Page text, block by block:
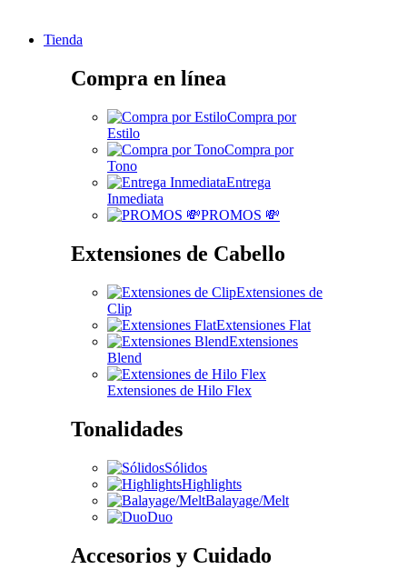
Tienda
Compra en línea
Compra por
Estilo
Compra por
Tono
Entrega
Inmediata
PROMOS 💸
Extensiones de Cabello
Extensiones de
Clip
Extensiones Flat
Extensiones
Blend
Extensiones de Hilo Flex
Tonalidades
Sólidos
Highlights
Balayage/Melt
Duo
Accesorios y Cuidado